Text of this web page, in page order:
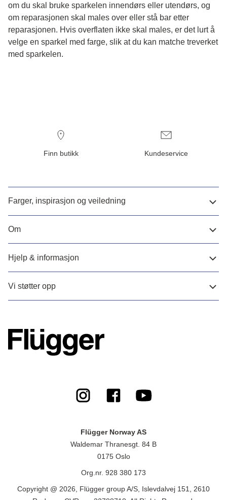
om du skal bruke sparkelen innendørs eller utendørs, og
om reparasjonen skal males over eller stå bar etter
reparasjonen. Hvis overflaten ikke skal males, er det lurt å
velge en sparkel med farge, slik at du kan matche treverket
med sparkelen.
Finn butikk Kundeservice
Farger, inspirasjon og veiledning
Om
Hjelp & informasjon
Vi støtter opp
Flügger Norway AS
Waldemar Thranesgt. 84 B
0175 Oslo
Org.nr. 928 380 173
Copyright @ 2026, Flügger group A/S, Islevdalvej 151, 2610